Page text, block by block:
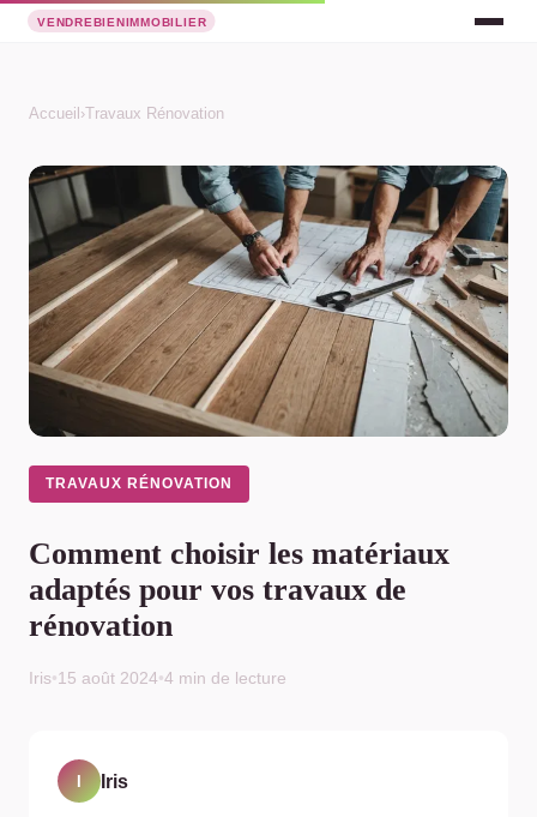
Accueil ›Travaux Rénovation
TRAVAUX RÉNOVATION
Comment choisir les matériaux
adaptés pour vos travaux de
rénovation
Iris•15 août 2024•4 min de lecture
Iris